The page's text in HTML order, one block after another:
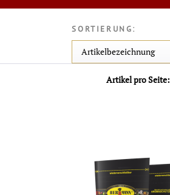
SORTIERUNG:
Artikel pro Seite: